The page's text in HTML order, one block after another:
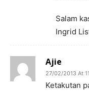
Salam
Ingrid
Ajie
27/02/2013 At
Ketakutan